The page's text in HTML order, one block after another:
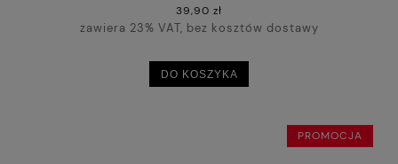
39,90 zł
zawiera 23% VAT, bez kosztów dostawy
DO KOSZYKA
PROMOCJA